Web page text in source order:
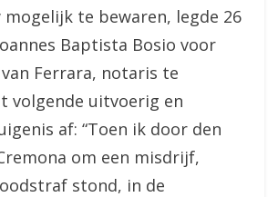
te bewaren, legde 26
Baptista Bosio voor
Ferrara, notaris te
volgende uitvoerig en
af: “Toen ik door den
om een misdrijf,
stond, in de